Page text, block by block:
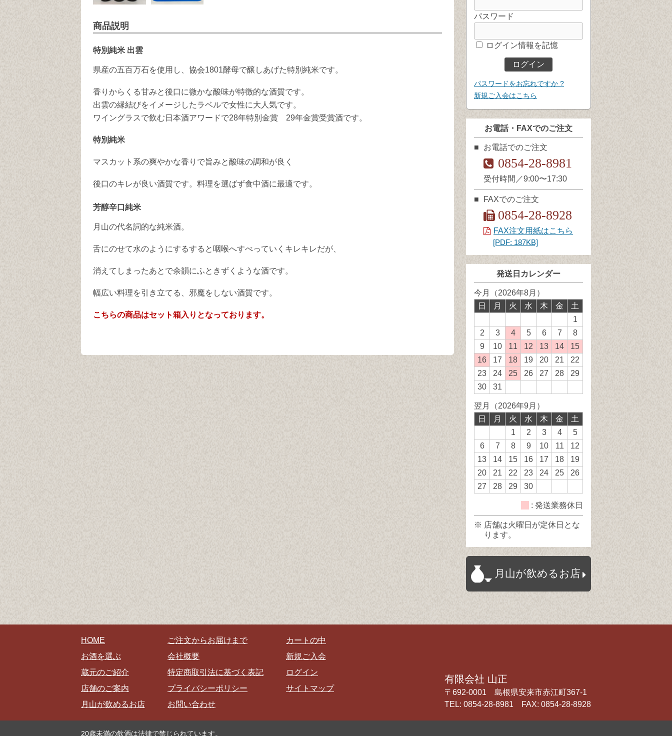
商品説明
特別純米 出雲
県産の五百万石を使用し、協会1801酵母で醸しあげた特別純米です。
香りからくる甘みと後口に微かな酸味が特徴的な酒質です。
出雲の縁結びをイメージしたラベルで女性に大人気です。
ワイングラスで飲む日本酒アワードで28年特別金賞 29年金賞受賞酒です。
特別純米
マスカット系の爽やかな香りで旨みと酸味の調和が良く
後口のキレが良い酒質です。料理を選ばず食中酒に最適です。
芳醇辛口純米
月山の代名詞的な純米酒。
舌にのせて水のようにするすると咽喉へすべっていくキレキレだが、
消えてしまったあとで余韻にふときずくような酒です。
幅広い料理を引き立てる、邪魔をしない酒質です。
こちらの商品はセット箱入りとなっております。
パスワード
ログイン情報を記憶
パスワードをお忘れですか ?
新規ご入会はこちら
お電話・FAXでのご注文
お電話でのご注文
0854-28-8981
受付時間／9:00〜17:30
FAXでのご注文
0854-28-8928
FAX注文用紙はこちら
[PDF: 187KB]
発送日カレンダー
今月（2026年8月）
日
月 火 水 木 金
土
1
2
3 4発
送
業
務
休
日
5 6 7
8
9
10 11 発
送
業
務
休
日
12 発
送
業
務
休
日
13 発
送
業
務
休
14 発
送
業
務
休
15
務
休
16 発
送
業
務
休
日
17 18 発
送
務
休
日
19 20 21
22
23
24 25 発
務
休
26 27 28
29
30
31
翌月（2026年9月）
日
月 火 水 木 金
土
1
2 3 4
5
6
7 8 9 10 11
12
13
14 15 16 17 18
19
20
21 22 23 24 25
26
27
28 29 30
: 発送業務休日
※ 店舗は火曜日が定休日とな
ります。
月山が飲めるお店
HOME
お酒を選ぶ
蔵元のご紹介
店舗のご案内
月山が飲めるお店
ご注文からお届けまで
会社概要
特定商取引法に基づく表記
プライバシーポリシー
お問い合わせ
カートの中
新規ご入会
ログイン
サイトマップ
有限会社 山正
〒692-0001 島根県安来市赤江町367-1
TEL: 0854-28-8981 FAX: 0854-28-8928
20歳未満の飲酒は法律で禁じられています。